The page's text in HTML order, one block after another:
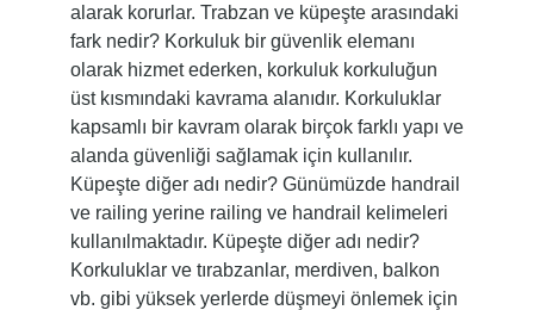
alarak korurlar. Trabzan ve küpeşte arasındaki
fark nedir? Korkuluk bir güvenlik elemanı
olarak hizmet ederken, korkuluk korkuluğun
üst kısmındaki kavrama alanıdır. Korkuluklar
kapsamlı bir kavram olarak birçok farklı yapı ve
alanda güvenliği sağlamak için kullanılır.
Küpeşte diğer adı nedir? Günümüzde handrail
ve railing yerine railing ve handrail kelimeleri
kullanılmaktadır. Küpeşte diğer adı nedir?
Korkuluklar ve tırabzanlar, merdiven, balkon
vb. gibi yüksek yerlerde düşmeyi önlemek için